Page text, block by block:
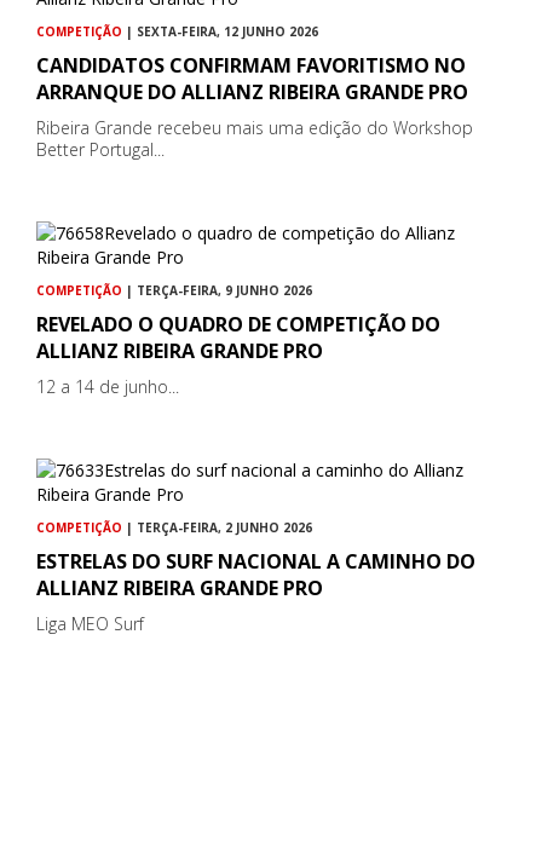
COMPETIÇÃO | SEXTA-FEIRA, 12 JUNHO 2026
CANDIDATOS CONFIRMAM FAVORITISMO NO
ARRANQUE DO ALLIANZ RIBEIRA GRANDE PRO
Ribeira Grande recebeu mais uma edição do Workshop
Better Portugal...
COMPETIÇÃO | TERÇA-FEIRA, 9 JUNHO 2026
REVELADO O QUADRO DE COMPETIÇÃO DO
ALLIANZ RIBEIRA GRANDE PRO
12 a 14 de junho...
COMPETIÇÃO | TERÇA-FEIRA, 2 JUNHO 2026
ESTRELAS DO SURF NACIONAL A CAMINHO DO
ALLIANZ RIBEIRA GRANDE PRO
Liga MEO Surf